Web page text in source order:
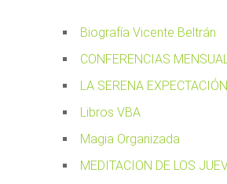
Biografía Vicente Beltrán
CONFERENCIAS
LA SERENA EXPECTACIÓN
Libros VBA
Magia Organizada
MEDITACION DE LOS